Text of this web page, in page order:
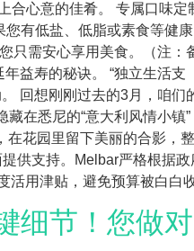
合心意的佳肴。 专属口味定
有低盐、低脂或素食等健
只需安心享用美食。（注：
益寿的秘诀。 “独立生活支
回想刚刚过去的3月，咱们
在悉尼的“意大利风情小镇
在花园里留下美丽的合影，
供支持。Melbar严格根据
活用津贴，避免预算被白白
细节！您做